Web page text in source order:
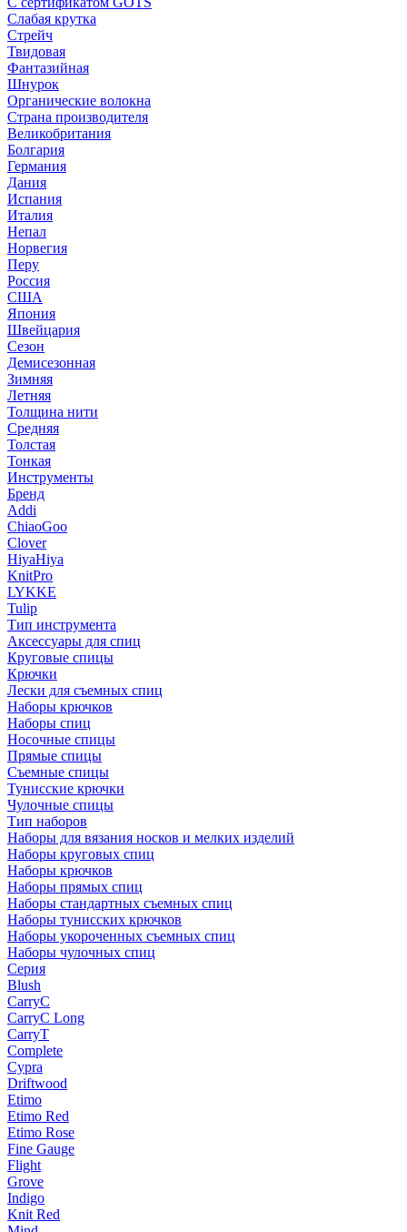
Слабая крутка
Стрейч
Твидовая
Фантазийная
Шнурок
Органические волокна
Страна производителя
Великобритания
Болгария
Германия
Дания
Испания
Италия
Непал
Норвегия
Перу
Россия
США
Япония
Швейцария
Сезон
Демисезонная
Зимняя
Летняя
Толщина нити
Средняя
Толстая
Тонкая
Инструменты
Бренд
Addi
ChiaoGoo
Clover
HiyaHiya
KnitPro
LYKKE
Tulip
Тип инструмента
Аксессуары для спиц
Круговые спицы
Крючки
Лески для съемных спиц
Наборы крючков
Наборы спиц
Носочные спицы
Прямые спицы
Съемные спицы
Тунисские крючки
Чулочные спицы
Тип наборов
Наборы для вязания носков и мелких изделий
Наборы круговых спиц
Наборы крючков
Наборы прямых спиц
Наборы стандартных съемных спиц
Наборы тунисских крючков
Наборы укороченных съемных спиц
Наборы чулочных спиц
Серия
Blush
CarryC
CarryC Long
CarryT
Complete
Cypra
Driftwood
Etimo
Etimo Red
Etimo Rose
Fine Gauge
Flight
Grove
Indigo
Knit Red